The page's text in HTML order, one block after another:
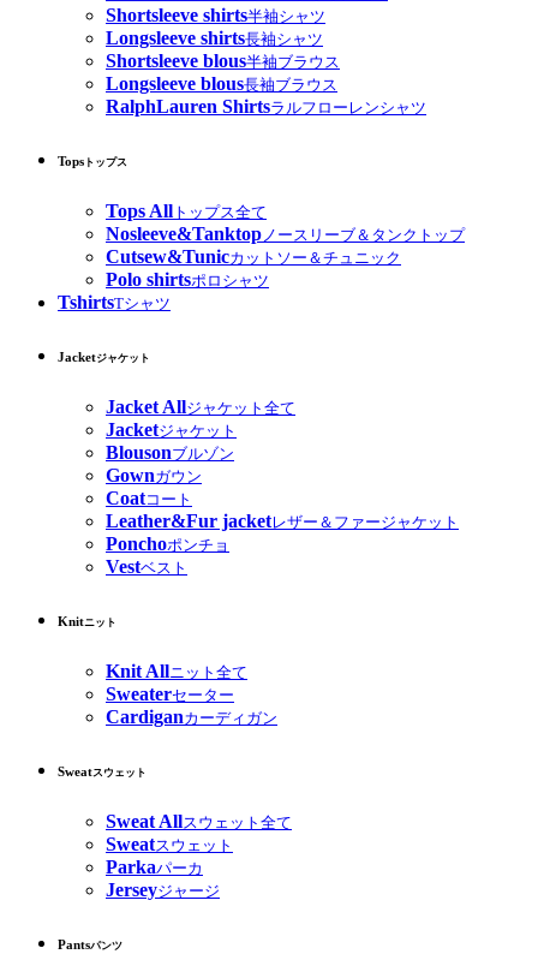
Shortsleeve shirts半袖シャツ
Longsleeve shirts長袖シャツ
Shortsleeve blous半袖ブラウス
Longsleeve blous長袖ブラウス
RalphLauren Shirtsラルフローレンシャツ
Tops トップス
Tops All トップス全て
Nosleeve&Tanktopノースリーブ＆タンクトップ
Cutsew&Tunicカットソー＆チュニック
Polo shirtsポロシャツ
TshirtsTシャツ
Jacketジャケット
Jacket Allジャケット全て
Jacketジャケット
Blousonブルゾン
Gownガウン
Coatコート
Leather&Fur jacketレザー＆ファージャケット
Ponchoポンチョ
Vestベスト
Knitニット
Knit Allニット全て
Sweaterセーター
Cardiganカーディガン
Sweatスウェット
Sweat Allスウェット全て
Sweatスウェット
Parkaパーカ
Jerseyジャージ
Pantsパンツ